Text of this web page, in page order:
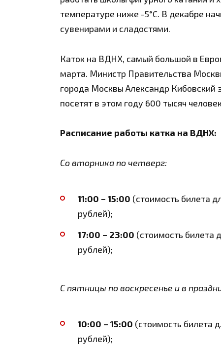
температуре ниже -5°C. В декабре
сувенирами и сладостями.
Каток на ВДНХ, самый большой в
марта. Министр Правительства
города Москвы Александр Кибовский
посетят в этом году 600 тысяч
Расписание работы катка на ВДНХ:
Со вторника по четверг:
11:00 – 15:00 (стоимость билета
рублей);
17:00 – 23:00 (стоимость билета
рублей);
С пятницы по воскресенье и в
10:00 – 15:00 (стоимость билета
рублей);